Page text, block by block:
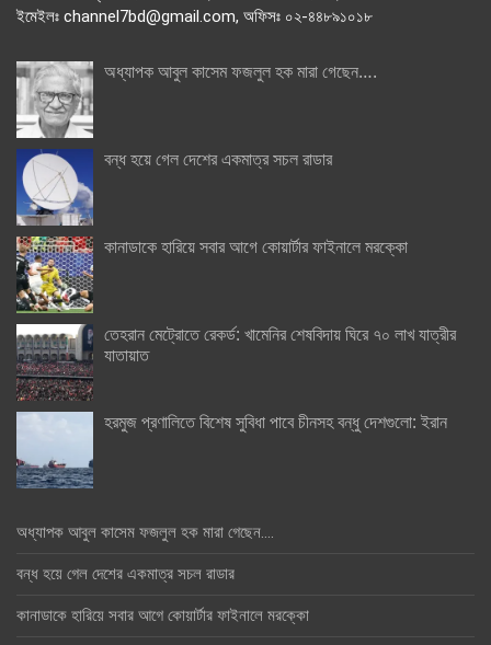
ইমেইলঃ channel7bd@gmail.com, অফিসঃ ০২-৪৪৮৯১০১৮
অধ্যাপক আবুল কাসেম ফজলুল হক মারা গেছেন….
বন্ধ হয়ে গেল দেশের একমাত্র সচল রাডার
কানাডাকে হারিয়ে সবার আগে কোয়ার্টার ফাইনালে মরক্কো
তেহরান মেট্রোতে রেকর্ড: খামেনির শেষবিদায় ঘিরে ৭০ লাখ যাত্রীর
যাতায়াত
হরমুজ প্রণালিতে বিশেষ সুবিধা পাবে চীনসহ বন্ধু দেশগুলো: ইরান
অধ্যাপক আবুল কাসেম ফজলুল হক মারা গেছেন….
বন্ধ হয়ে গেল দেশের একমাত্র সচল রাডার
কানাডাকে হারিয়ে সবার আগে কোয়ার্টার ফাইনালে মরক্কো